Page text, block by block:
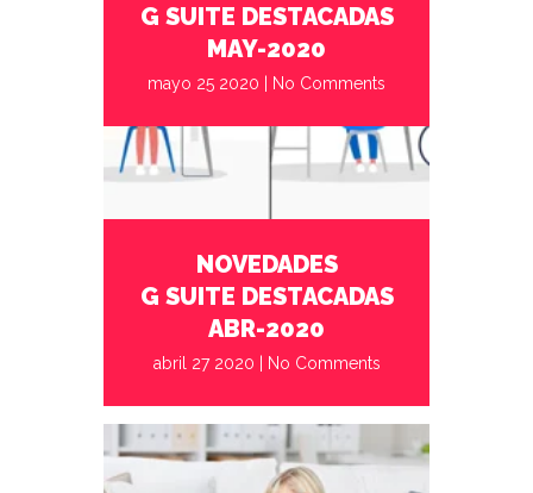
G SUITE DESTACADAS
MAY-2020
mayo 25 2020 No Comments
NOVEDADES
G SUITE DESTACADAS
ABR-2020
abril 27 2020 No Comments
abril 27 2020 No Comments